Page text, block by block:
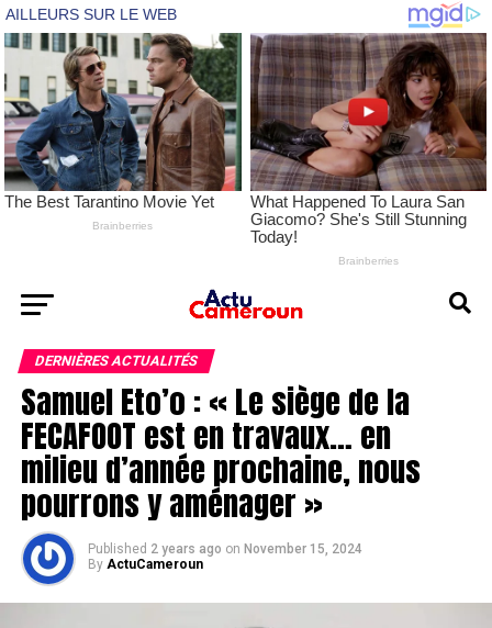
DERNIÈRES ACTUALITÉS
Samuel Eto’o : « Le siège de la
FECAFOOT est en travaux… en
milieu d’année prochaine, nous
pourrons y aménager »
Published 2 years ago on November 15, 2024
By ActuCameroun